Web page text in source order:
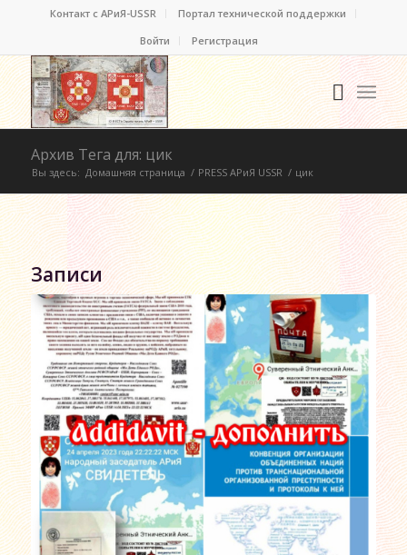
Контакт c АРиЯ-USSR
Портал технической поддержки
Войти
Регистрация
Архив Тега для: цик
Вы здесь: Домашняя страница / PRESS АРиЯ USSR / цик
Записи